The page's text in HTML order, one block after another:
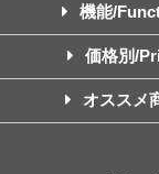
機能/
価格別/
オススメ